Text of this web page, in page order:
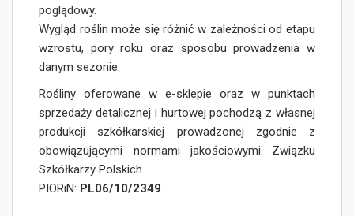
poglądowy.
Wygląd roślin może się różnić w zależności od etapu
wzrostu, pory roku oraz sposobu prowadzenia w
danym sezonie.
Rośliny oferowane w e-sklepie oraz w punktach
sprzedaży detalicznej i hurtowej pochodzą z własnej
produkcji szkółkarskiej prowadzonej zgodnie z
obowiązującymi normami jakościowymi Związku
Szkółkarzy Polskich.
PIORiN: PL06/10/2349